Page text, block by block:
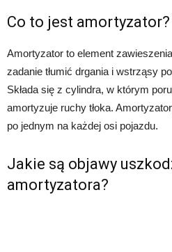
Co to jest amortyzator?
Amortyzator to element
zadanie tłumić drgania i wstrząsy
Składa się z cylindra, w którym
amortyzuje ruchy tłoka.
po jednym na każdej osi pojazdu.
Jakie są objawy
amortyzatora?